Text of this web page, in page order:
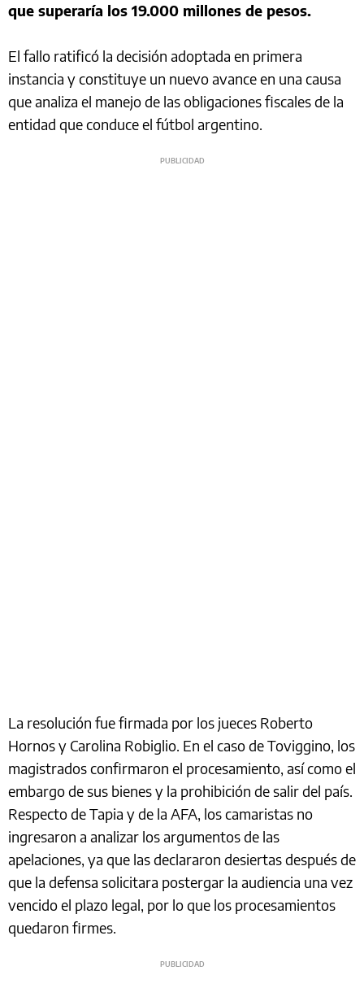
que superaría los 19.000 millones de pesos.
El fallo ratificó la decisión adoptada en primera
instancia y constituye un nuevo avance en una causa
que analiza el manejo de las obligaciones fiscales de la
entidad que conduce el fútbol argentino.
La resolución fue firmada por los jueces Roberto
Hornos y Carolina Robiglio. En el caso de Toviggino, los
magistrados confirmaron el procesamiento, así como el
embargo de sus bienes y la prohibición de salir del país.
Respecto de Tapia y de la AFA, los camaristas no
ingresaron a analizar los argumentos de las
apelaciones, ya que las declararon desiertas después de
que la defensa solicitara postergar la audiencia una vez
vencido el plazo legal, por lo que los procesamientos
quedaron firmes.